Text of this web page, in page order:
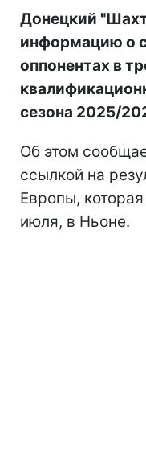
Донецкий
информацию о
оппонентах в
сезона 2025/
Об этом
ссылкой на
Европы,
июля, в Ньоне.